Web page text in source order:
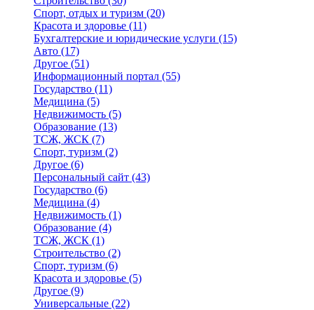
Спорт, отдых и туризм (20)
Красота и здоровье (11)
Бухгалтерские и юридические услуги (15)
Авто (17)
Другое (51)
Информационный портал (55)
Государство (11)
Медицина (5)
Недвижимость (5)
Образование (13)
ТСЖ, ЖСК (7)
Спорт, туризм (2)
Другое (6)
Персональный сайт (43)
Государство (6)
Медицина (4)
Недвижимость (1)
Образование (4)
ТСЖ, ЖСК (1)
Строительство (2)
Спорт, туризм (6)
Красота и здоровье (5)
Другое (9)
Универсальные (22)